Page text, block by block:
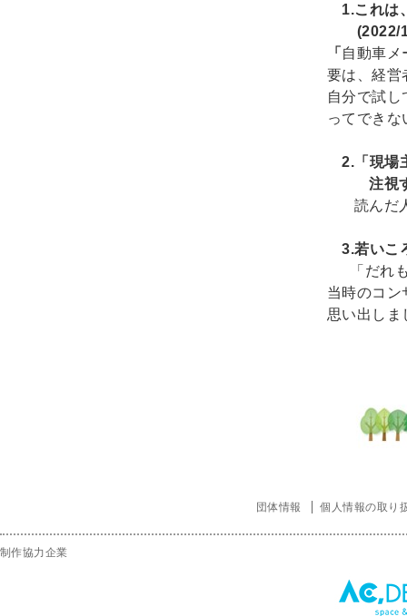
1.これは
(2022/1/
「自動車メ
要は、経営
自分で試
ってでき
2.「現場
注視すべ
読んだ
3.若いこ
「だれ
当時のコン
思い出しま
団体情報 個人情報の取り
制作協力企業